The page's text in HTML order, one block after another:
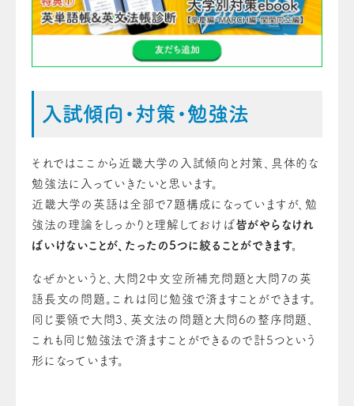
入試傾向・対策・勉強法
それではここから近畿大学の入試傾向と対策、具体的な
勉強法に入っていきたいと思います。
近畿大学の英語は全部で7題構成になっていますが、勉
強法の理論をしっかりと理解しておけば 皆がやらなけれ
ばいけないことが 、たった の5つに絞る こと ができ ます。
なぜかというと、大問2中文空所補充問題 と 大問7の英
語長文の問題。これは同じ勉強で済ますことができ ます。
同じ要領で大問3、英文法の問題と大問6の整序問題、
これも同じ勉強法で済ますことができる ので計5つという
形になっています。